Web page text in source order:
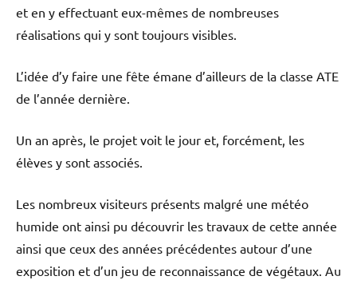
et en y effectuant eux-mêmes de nombreuses
réalisations qui y sont toujours visibles.
L’idée d’y faire une fête émane d’ailleurs de la classe ATE
de l’année dernière.
Un an après, le projet voit le jour et, forcément, les
élèves y sont associés.
Les nombreux visiteurs présents malgré une météo
humide ont ainsi pu découvrir les travaux de cette année
ainsi que ceux des années précédentes autour d’une
exposition et d’un jeu de reconnaissance de végétaux. Au